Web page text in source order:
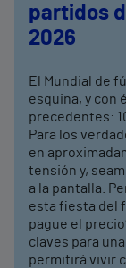
partidos
2026
El Mundial de
esquina, y con
precedentes:
Para los
en
tensión y,
a la pantalla.
esta fiesta del
pague el
claves para
permitirá vivir